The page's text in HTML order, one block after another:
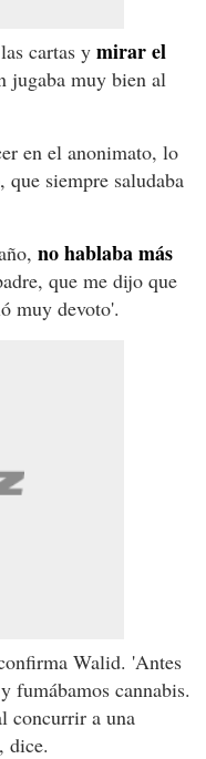
cartas y mirar el
jugaba muy bien al
en el anonimato, lo
, que siempre saludaba
no hablaba más
que me dijo que
muy devoto'.
Walid. 'Antes
fumábamos cannabis.
concurrir a una
dice.